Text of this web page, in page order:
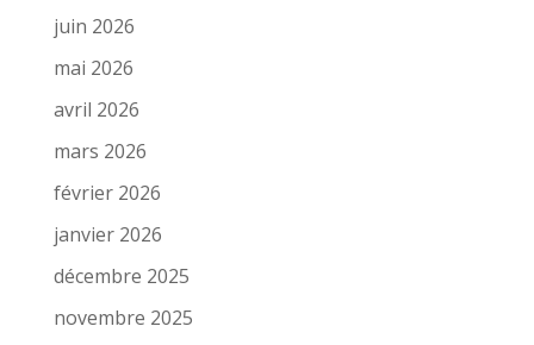
juin 2026
mai 2026
avril 2026
mars 2026
février 2026
janvier 2026
décembre 2025
novembre 2025